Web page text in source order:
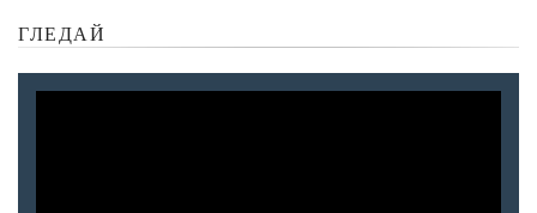
ГЛЕДАЙ